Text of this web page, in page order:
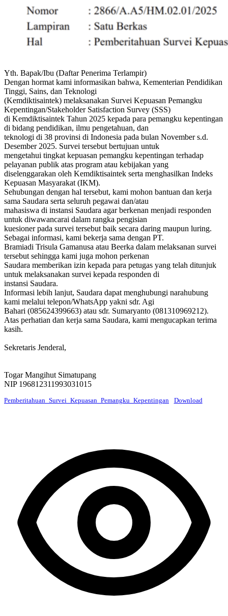
Yth. Bapak/Ibu (Daftar Penerima Terlampir)
Dengan hormat kami informasikan bahwa, Kementerian Pendidikan
Tinggi, Sains, dan Teknologi
(Kemdiktisaintek) melaksanakan Survei Kepuasan Pemangku
Kepentingan/Stakeholder Satisfaction Survey (SSS)
di Kemdiktisaintek Tahun 2025 kepada para pemangku kepentingan
di bidang pendidikan, ilmu pengetahuan, dan
teknologi di 38 provinsi di Indonesia pada bulan November s.d.
Desember 2025. Survei tersebut bertujuan untuk
mengetahui tingkat kepuasan pemangku kepentingan terhadap
pelayanan publik atas program atau kebijakan yang
diselenggarakan oleh Kemdiktisaintek serta menghasilkan Indeks
Kepuasan Masyarakat (IKM).
Sehubungan dengan hal tersebut, kami mohon bantuan dan kerja
sama Saudara serta seluruh pegawai dan/atau
mahasiswa di instansi Saudara agar berkenan menjadi responden
untuk diwawancarai dalam rangka pengisian
kuesioner pada survei tersebut baik secara daring maupun luring.
Sebagai informasi, kami bekerja sama dengan PT.
Bramiadi Trisula Gamanusa atau Beerka dalam melaksanan survei
tersebut sehingga kami juga mohon perkenan
Saudara memberikan izin kepada para petugas yang telah ditunjuk
untuk melaksanakan survei kepada responden di
instansi Saudara.
Informasi lebih lanjut, Saudara dapat menghubungi narahubung
kami melalui telepon/WhatsApp yakni sdr. Agi
Bahari (085624399663) atau sdr. Sumaryanto (081310969212).
Atas perhatian dan kerja sama Saudara, kami mengucapkan terima
kasih.
Sekretaris Jenderal,
Togar Mangihut Simatupang
NIP 196812311993031015
Pemberitahuan_Survei_Kepuasan_Pemangku_Kepentingan Download